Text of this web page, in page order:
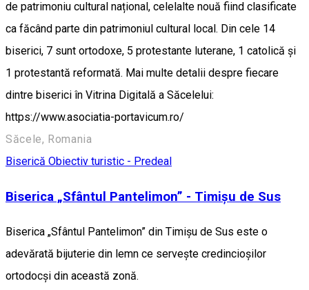
de patrimoniu cultural național, celelalte nouă fiind clasificate
ca făcând parte din patrimoniul cultural local. Din cele 14
biserici, 7 sunt ortodoxe, 5 protestante luterane, 1 catolică și
1 protestantă reformată. Mai multe detalii despre fiecare
dintre biserici în Vitrina Digitală a Săcelelui:
https://www.asociatia-portavicum.ro/
Săcele, Romania
Biserică Obiectiv turistic - Predeal
Biserica „Sfântul Pantelimon” - Timișu de Sus
Biserica „Sfântul Pantelimon” din Timișu de Sus este o
adevărată bijuterie din lemn ce servește credincioșilor
ortodocși din această zonă.